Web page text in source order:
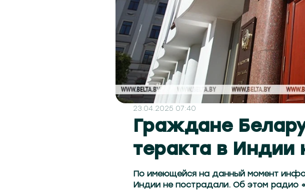
23.04.2025 07:40
Граждане
теракта в
По имеющейся на данный момент
Индии не пострадали. Об этом радио